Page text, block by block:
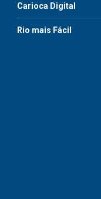
Carioca Digital
Rio mais Fácil